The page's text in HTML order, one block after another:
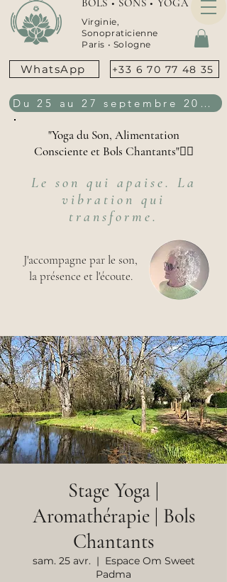
BOLS • SONS • YOGA
Virginie,
Sonopraticienne
Paris • Sologne
WhatsApp +33 6 70 77 48 35
Du 25 au 27 septembre 2026
"Yoga du Son, Alimentation
Consciente et Bols Chantants"👇🏻
Le son qui apaise. La
vibration qui
transforme.
J'accompagne par le son,
la présence et l'écoute.
Stage Yoga |
Aromathérapie | Bols
Chantants
sam. 25 avr.
  |
Espace Om Sweet
Padma